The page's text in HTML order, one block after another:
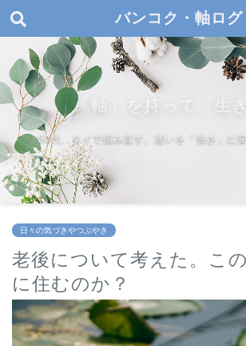
バンコク・軸ログ
「軸」を持って、生
50代、タイで掴み直す。迷いを「強さ」に
日々の気づきやつぶやき
老後について考えた。こ
に住むのか？